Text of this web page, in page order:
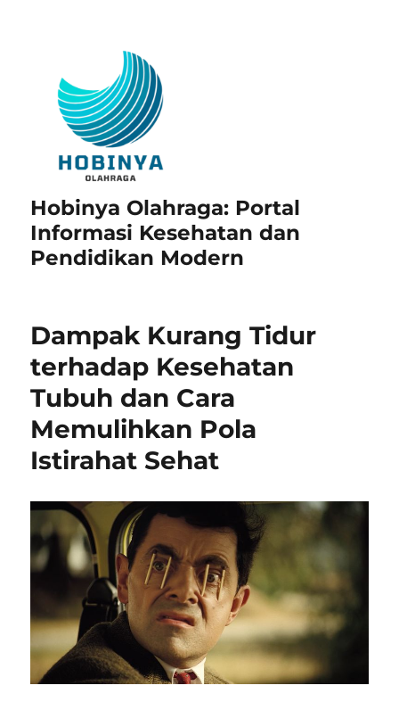
Hobinya Olahraga: Portal
Informasi Kesehatan dan
Pendidikan Modern
Dampak Kurang Tidur
terhadap Kesehatan
Tubuh dan Cara
Memulihkan Pola
Istirahat Sehat